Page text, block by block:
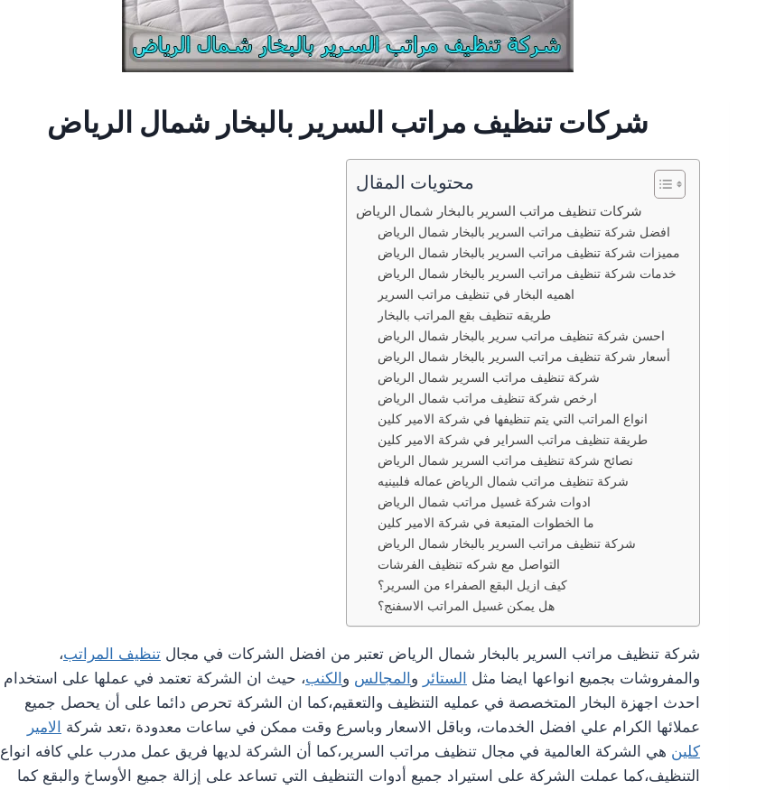
شركات تنظيف مراتب السرير بالبخار شمال الرياض
محتويات المقال
شركات تنظيف مراتب السرير بالبخار شمال الرياض
افضل شركة تنظيف مراتب السرير بالبخار شمال الرياض
مميزات شركة تنظيف مراتب السرير بالبخار شمال الرياض
خدمات شركة تنظيف مراتب السرير بالبخار شمال الرياض
اهميه البخار في تنظيف مراتب السرير
طريقه تنظيف بقع المراتب بالبخار
احسن شركة تنظيف مراتب سرير بالبخار شمال الرياض
أسعار شركة تنظيف مراتب السرير بالبخار شمال الرياض
شركة تنظيف مراتب السرير شمال الرياض
ارخص شركة تنظيف مراتب شمال الرياض
انواع المراتب التي يتم تنظيفها في شركة الامير كلين
طريقة تنظيف مراتب السراير في شركة الامير كلين
نصائح شركة تنظيف مراتب السرير شمال الرياض
شركة تنظيف مراتب شمال الرياض عماله فلبينيه
ادوات شركة غسيل مراتب شمال الرياض
ما الخطوات المتبعة في شركة الامير كلين
شركة تنظيف مراتب السرير بالبخار شمال الرياض
التواصل مع شركه تنظيف الفرشات
كيف ازيل البقع الصفراء من السرير؟
هل يمكن غسيل المراتب الاسفنج؟
شركة تنظيف مراتب السرير بالبخار شمال الرياض تعتبر من افضل الشركات في مجالتنظيف المراتب،
والمفروشات بجميع انواعها ايضا مثل الستائر و المجالس و الكنب، حيث ان الشركة تعتمد في عملها على استخدام
احدث اجهزة البخار المتخصصة في عمليه التنظيف والتعقيم،كما ان الشركة تحرص دائما على أن يحصل جميع
عملائها الكرام علي افضل الخدمات، وباقل الاسعار وباسرع وقت ممكن في ساعات معدودة ،تعد شركة
الامير
كلين هي الشركة العالمية في مجال تنظيف مراتب السرير،كما أن الشركة لديها فريق عمل مدرب علي كافه انواع
التنظيف،كما عملت الشركة على استيراد جميع أدوات التنظيف التي تساعد على إزالة جميع الأوساخ والبقع كما